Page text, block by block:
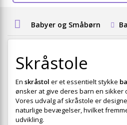
Babyer og Småbørn
Skråstole
En skråstol er et essentielt stykke
ønsker at give deres barn en sikker
Vores udvalg af skråstole er
naturlige bevægelser, hvilket
udvikling.